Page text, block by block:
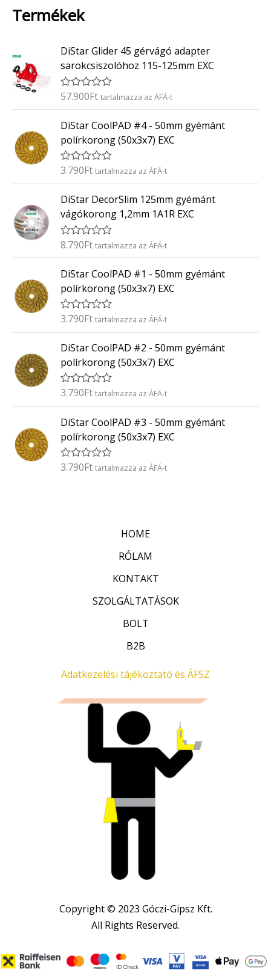
Termékek
DiStar Glider 45 gérvágó adapter
sarokcsiszolóhoz 115-125mm EXC
É
é
e
l
s
:
/
5
57.900Ft tartalmazza az ÁFÁ-t
DiStar CoolPAD #4 - 50mm gyémánt
polírkorong (50x3x7) EXC
É
é
e
l
é
s
:
/
5
3.790Ft tartalmazza az ÁFÁ-t
DiStar DecorSlim 125mm gyémánt
vágókorong 1,2mm 1A1R EXC
É
é
e
l
é
s
:
/
5
8.790Ft tartalmazza az ÁFÁ-t
DiStar CoolPAD #1 - 50mm gyémánt
polírkorong (50x3x7) EXC
É
é
e
l
s
:
/
5
3.790Ft tartalmazza az ÁFÁ-t
DiStar CoolPAD #2 - 50mm gyémánt
polírkorong (50x3x7) EXC
É
é
e
l
é
s
3.790Ft tartalmazza az ÁFÁ-t
DiStar CoolPAD #3 - 50mm gyémánt
polírkorong (50x3x7) EXC
É
3.790Ft tartalmazza az ÁFÁ-t
HOME
RÓLAM
KONTAKT
SZOLGÁLTATÁSOK
BOLT
B2B
Adatkezelési tájékoztató és ÁFSZ
Copyright © 2023 Góczi-Gipsz Kft.
All Rights Reserved.